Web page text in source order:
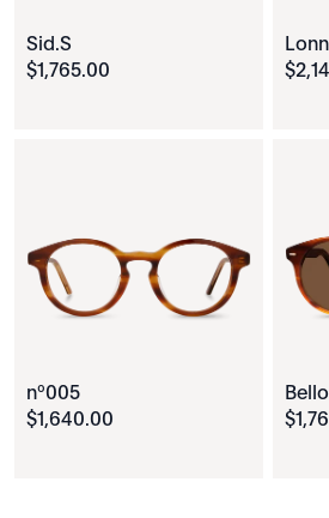
Sid.S
$1,765.00
$2,
nº005
$1,640.00
$1,